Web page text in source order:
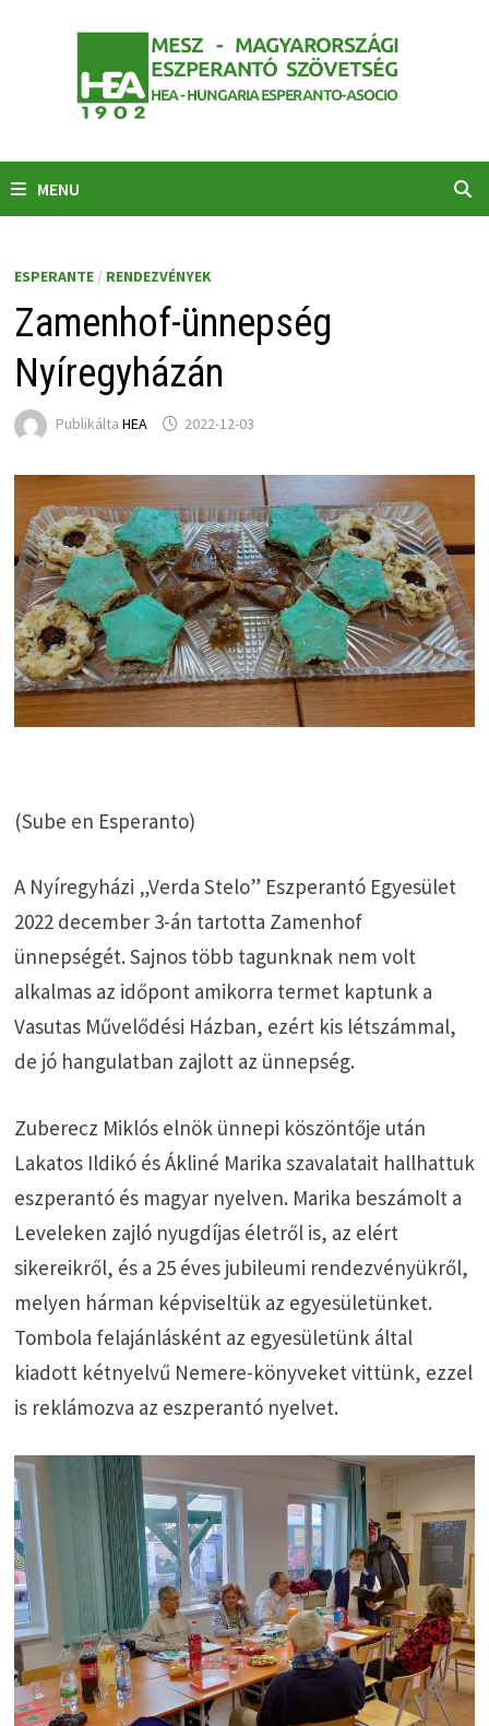
MENU
ESPERANTE/ RENDEZVÉNYEK
Zamenhof-ünnepség
Nyíregyházán
Publikálta HEA 2022-12-03
(Sube en Esperanto)
A Nyíregyházi „Verda Stelo” Eszperantó Egyesület
2022 december 3-án tartotta Zamenhof
ünnepségét. Sajnos több tagunknak nem volt
alkalmas az időpont amikorra termet kaptunk a
Vasutas Művelődési Házban, ezért kis létszámmal,
de jó hangulatban zajlott az ünnepség.
Zuberecz Miklós elnök ünnepi köszöntője után
Lakatos Ildikó és Ákliné Marika szavalatait hallhattuk
eszperantó és magyar nyelven. Marika beszámolt a
Leveleken zajló nyugdíjas életről is, az elért
sikereikről, és a 25 éves jubileumi rendezvényükről,
melyen hárman képviseltük az egyesületünket.
Tombola felajánlásként az egyesületünk által
kiadott kétnyelvű Nemere-könyveket vittünk, ezzel
is reklámozva az eszperantó nyelvet.